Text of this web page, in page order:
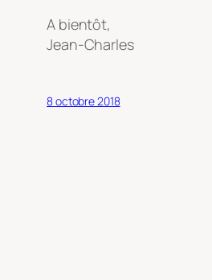
A bientôt,
Jean-Charles
8 octobre 2018